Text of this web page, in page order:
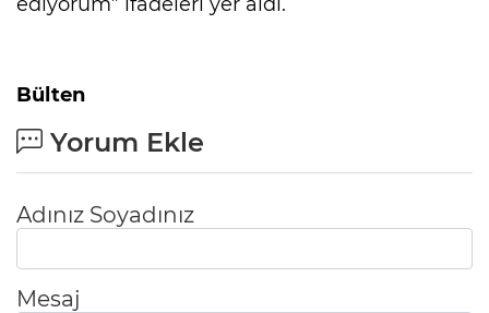
Bülten
Yorum Ekle
Adınız Soyadınız
Mesaj